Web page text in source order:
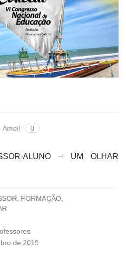
Amei! 0
ALUNO – UM OLHAR
FORMAÇÃO,
de 2019